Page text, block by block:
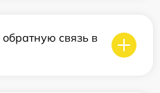
связь в